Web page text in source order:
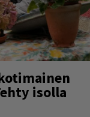
isolla